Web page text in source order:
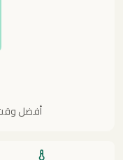
أفضل وقت